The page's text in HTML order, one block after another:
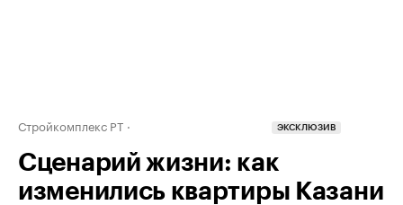
Стройкомплекс РТ ЭКСКЛЮЗИВ
Сценарий жизни: как
изменились квартиры Казани